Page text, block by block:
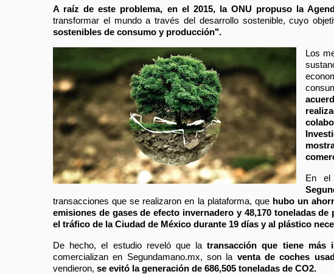
A raíz de este problema, en el 2015, la ONU propuso la
transformar el mundo a través del desarrollo sostenible, cuyo
sostenibles de consumo y producción".
Los
transacciones que se realizaron en la plataforma, que hubo un
emisiones de gases de efecto invernadero y 48,170 toneladas de
el tráfico de la Ciudad de México durante 19 días y al plástico
De hecho, el estudio reveló que la transacción que tiene más
comercializan en Segundamano.mx, son la venta de coches
vendieron, se evitó la generación de 686,505 toneladas de CO2.